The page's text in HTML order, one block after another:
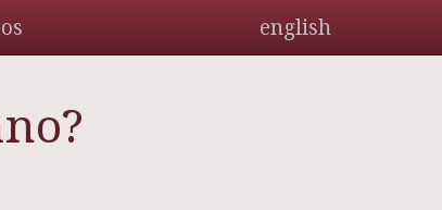
english